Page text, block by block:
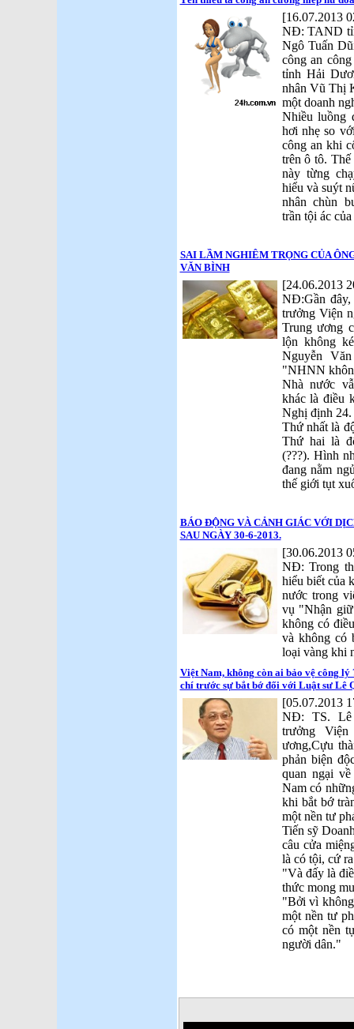
[16.07.2013
NĐ: TAND
Ngô Tuấn
công an
tỉnh Hải
nhân Vũ Thị
một doanh
Nhiều luồng
hơi nhẹ so
công an khi
trên ô tô.
này từng
hiểu và suýt
nhân chùn
trần tội ác
SAI LẦM NGHIÊM TRỌNG CỦA
VĂN BÌNH
[24.06.2013
NĐ:Gần
trưởng Viện
Trung ương
lộn không
Nguyễn
"NHNN
Nhà nước
khác là điều
Nghị định 24.
Thứ nhất là
Thứ hai là
(???). Hình
đang nằm
thế giới tụt
BÁO ĐỘNG VÀ CẢNH GIÁC VỚI
SAU NGÀY 30-6-2013.
[30.06.2013
NĐ: Trong
hiểu biết của
nước trong
vụ "Nhận
không có
và không có
loại vàng khi
Việt Nam, không còn ai bảo vệ công
chí trước sự bắt bớ đối với Luật sư Lê
[05.07.2013
NĐ: TS. Lê
trưởng
ương,Cựu
phản biện
quan ngại
Nam có
khi bắt bớ
một nền tư
Tiến sỹ
câu cửa
là có tội, cứ
"Và đấy là
thức mong
"Bởi vì
một nền tư
có một nền
người dân."